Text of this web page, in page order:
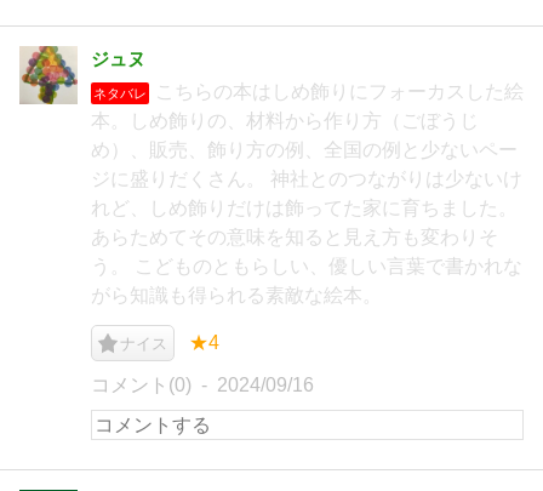
ジュヌ
ネタバレ
こちらの本はしめ飾りにフォーカスした絵
本。しめ飾りの、材料から作り方（ごぼうじ
め）、販売、飾り方の例、全国の例と少ないペー
ジに盛りだくさん。 神社とのつながりは少ないけ
れど、しめ飾りだけは飾ってた家に育ちました。
あらためてその意味を知ると見え方も変わりそ
う。 こどものともらしい、優しい言葉で書かれな
がら知識も得られる素敵な絵本。
ナイス ★4
コメント(0) 2024/09/16